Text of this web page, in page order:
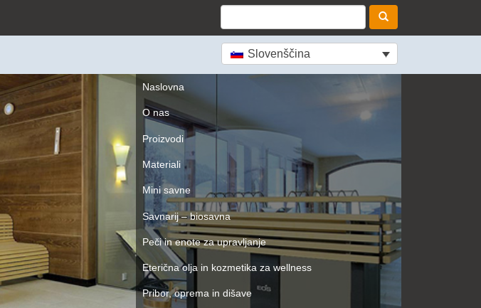
Slovenščina
Naslovna
O nas
Proizvodi
Materiali
Mini savne
Savnarij – biosavna
Peči in enote za upravljanje
Eterična olja in kozmetika za wellness
Pribor, oprema in dišave